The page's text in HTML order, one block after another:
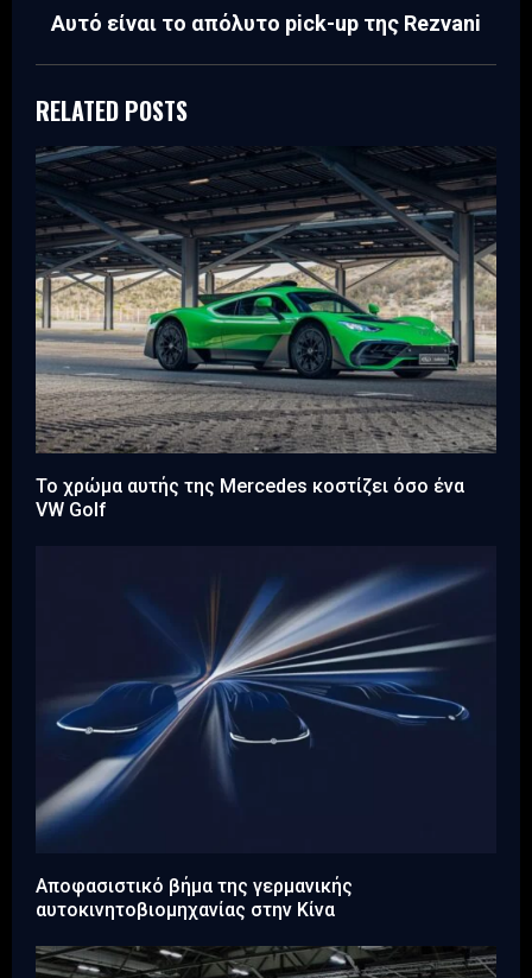
Αυτό είναι το απόλυτο pick-up της Rezvani
RELATED POSTS
Το χρώμα αυτής της Mercedes κοστίζει όσο ένα
VW Golf
Αποφασιστικό βήμα της γερμανικής
αυτοκινητοβιομηχανίας στην Κίνα